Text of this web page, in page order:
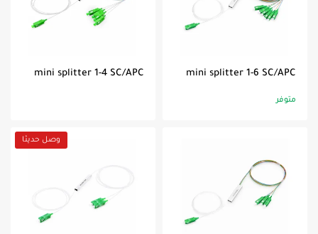
mini splitter 1-6 SC/APC
متوفر
mini splitter 1-4 SC/APC
وصل حديثا